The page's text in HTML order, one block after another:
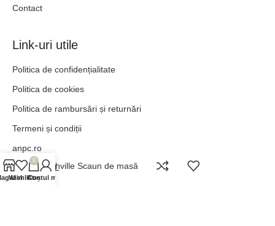
Contact
Link-uri utile
Politica de confidențialitate
Politica de cookies
Politica de rambursări și returnări
Termeni și condiții
anpc.ro
ANPC - SALNashville Scaun de masă
Wishlist
0
Coș
Contul meu